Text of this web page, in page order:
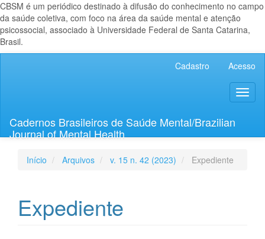
CBSM é um periódico destinado à difusão do conhecimento no campo
da saúde coletiva, com foco na área da saúde mental e atenção
psicossocial, associado à Universidade Federal de Santa Catarina,
Brasil.
Lateral
Cadastro Acesso
Cadernos Brasileiros de Saúde Mental/Brazilian
Journal of Mental Health
Início Arquivos v. 15 n. 42 (2023) Expediente
Expediente